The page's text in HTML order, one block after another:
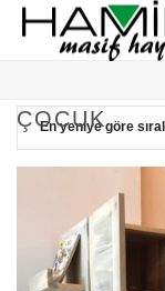
ÇOCUK